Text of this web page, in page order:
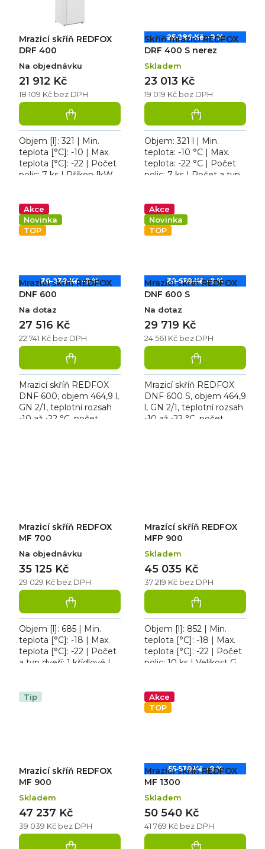
Mrazicí skříň REDFOX
DRF 400
Na objednávku
18 109 Kč bez DPH
21 912 Kč
Objem [l]: 321 | Min.
teplota [°C]: -10 | Max.
teplota [°C]: -22 | Počet
polic: 7 ks | Příkon [kW]:
roční spotřeba...
25 289 Kč –9 %
Skříň mrazicí REDFOX
DRF 400 S nerez
Skladem
19 019 Kč bez DPH
23 013 Kč
Objem: 321 l | Min.
teplota: -10 °C | Max.
teplota: -22 °C | Počet
polic: 7 ks | Počet a typ
400 S nerez, roční...
Akce
Novinka
TOP
30 238 Kč –9 %
Mrazicí skříň REDFOX
DNF 600
Na dotaz
22 741 Kč bez DPH
27 516 Kč
Mrazicí skříň REDFOX
DNF 600, objem 464,9 l,
GN 2/1, teplotní rozsah
-10 až -22 °C, počet
Akce
Novinka
TOP
32 658 Kč –9 %
Mrazicí skříň REDFOX
DNF 600 S
Na dotaz
24 561 Kč bez DPH
29 719 Kč
Mrazicí skříň REDFOX
DNF 600 S, objem 464,9
l, GN 2/1, teplotní rozsah
-10 až -22 °C, počet
Mrazicí skříň REDFOX
MF 700
Na objednávku
29 029 Kč bez DPH
35 125 Kč
Objem [l]: 685 | Min.
teplota [°C]: -18 | Max.
teplota [°C]: -22 | Počet
a typ dveří: 1 křídlové |
Mrazící skříň REDFOX
MFP 900
Skladem
37 219 Kč bez DPH
45 035 Kč
Objem [l]: 852 | Min.
teplota [°C]: -18 | Max.
teplota [°C]: -22 | Počet
polic: 10 ks | Velikost GN
0,650....
Tip
Mrazicí skříň REDFOX
MF 900
Skladem
39 039 Kč bez DPH
47 237 Kč
Akce
TOP
55 539 Kč –9 %
Mrazicí skříň REDFOX
MF 1300
Skladem
41 769 Kč bez DPH
50 540 Kč